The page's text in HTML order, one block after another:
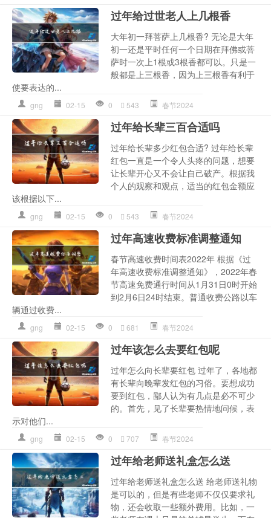
过年给过世老人上几根香
大年初一拜菩萨上几根香? 无论是大年
初一还是平时任何一个日期在拜佛或菩
萨时一次上1根或3根香都可以。只是一
般都是上三根香，因为上三根香有利于
使要表达的...
gng 02-15 0 543 春节2024
过年给长辈三百合适吗
过年给长辈多少红包合适? 过年给长辈
红包一直是一个令人头疼的问题，想要
让长辈开心又不会让自己破产。根据我
个人的观察和观点，适当的红包金额应
该根据以下...
gng 02-15 0 543 春节2024
过年高速收费标准调整通知
春节高速收费时间表2022年 根据《过
年高速收费标准调整通知》，2022年春
节高速免费通行时间从1月31日0时开始
到2月6日24时结束。普通收费公路以车
辆通过收费...
gng 02-15 0 681 春节2024
过年该怎么去要红包呢
过年怎么向长辈要红包 过年了，各地都
有长辈向晚辈发红包的习俗。要想成功
要到红包，鄙人认为有几点是必不可少
的。首先，见了长辈要热情地问候，表
示对他们...
gng 02-15 0 707 春节2024
过年给老师送礼盒怎么送
过年给老师送礼盒怎么送 给老师送礼物
是可以的，但是有些老师不仅仅要求礼
物，还会收取一些额外费用。比如，一